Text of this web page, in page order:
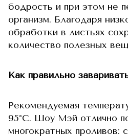
бодрость и при этом не
организм. Благодаря
обработки в листьях
количество полезных
Как правильно
Рекомендуемая
95°C. Шоу Мэй отлично
многократных проливов: